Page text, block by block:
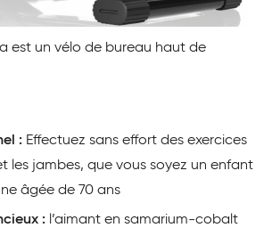
est un vélo de bureau haut de
: Effectuez sans effort des exercices
les jambes, que vous soyez un enfant
âgée de 70 ans
: l’aimant en samarium-cobalt